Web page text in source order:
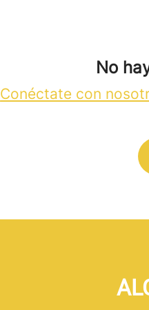
No
Conéctate con